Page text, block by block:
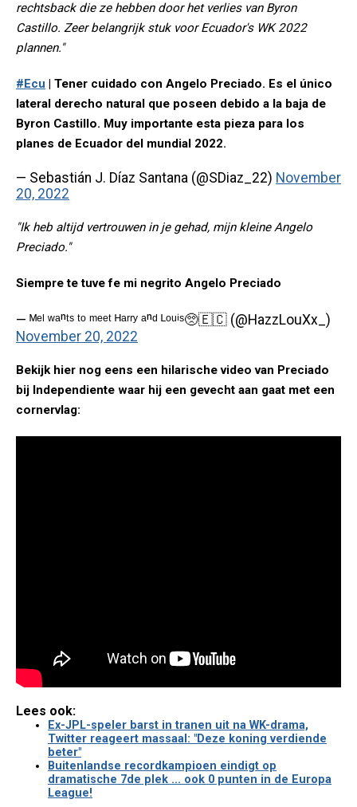
rechtsback die ze hebben door het verlies van Byron
Castillo. Zeer belangrijk stuk voor Ecuador's WK 2022
plannen."
#Ecu | Tener cuidado con Angelo Preciado. Es el único
lateral derecho natural que poseen debido a la baja de
Byron Castillo. Muy importante esta pieza para los
planes de Ecuador del mundial 2022.
— Sebastián J. Díaz Santana (@SDiaz_22) November
20, 2022
"Ik heb altijd vertrouwen in je gehad, mijn kleine Angelo
Preciado."
Siempre te tuve fe mi negrito Angelo Preciado
— ᴹᵉˡ ʷᵃⁿᵗˢ ᵗᵒ ᵐᵉᵉᵗ ᴴᵃʳʳʸ ᵃⁿᵈ ᴸᵒᵘⁱˢ🥺🇪🇨 (@HazzLouXx_)
November 20, 2022
Bekijk hier nog eens een hilarische video van Preciado
bij Independiente waar hij een gevecht aan gaat met een
cornervlag:
Lees ook:
Ex-JPL-speler barst in tranen uit na WK-drama,
Twitter reageert massaal: "Deze koning verdiende
beter"
Buitenlandse recordkampioen eindigt op
dramatische 7de plek ... ook 0 punten in de Europa
League!